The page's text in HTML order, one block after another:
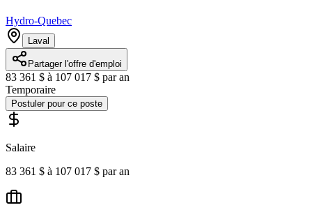
Hydro-Quebec
Laval
Partager l'offre d'emploi
83 361 $ à 107 017 $ par an
Temporaire
Postuler pour ce poste
Salaire
83 361 $ à 107 017 $ par an